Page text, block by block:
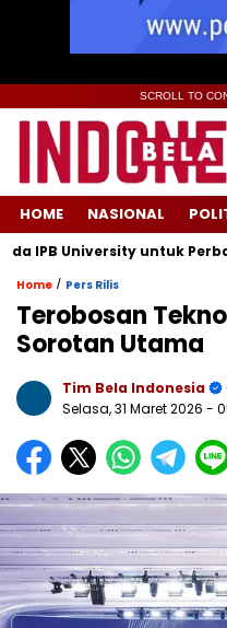
SCROLL TO
HOME NASIONAL
University untuk
Home / Pers Rilis
Terobosan
Sorotan Utama
Tim Bela Indonesia
Selasa, 31 Maret 2026 -